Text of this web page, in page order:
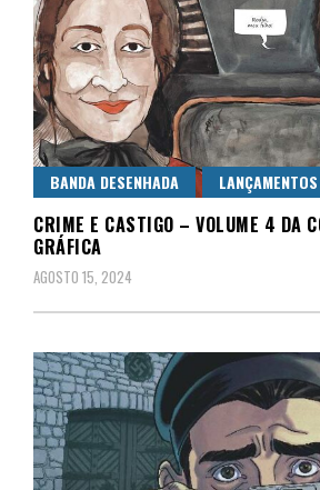
BANDA DESENHADA LANÇAMENTOS
CRIME E CASTIGO – VOLUME 4 DA
GRÁFICA
AGOSTO 15, 2024